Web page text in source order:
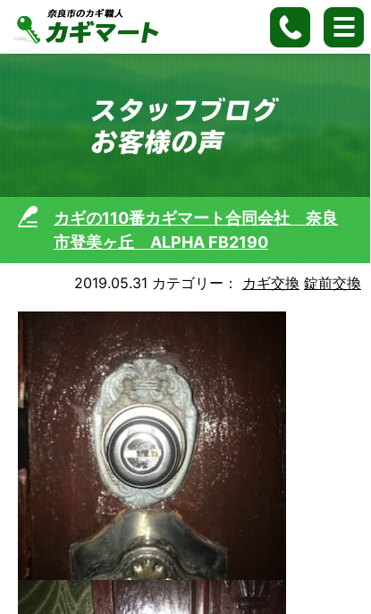
カギの110番カギマート合同会社 奈良
市登美ヶ丘 ALPHA FB2190
2019.05.31 カテゴリー： カギ交換 錠前交換